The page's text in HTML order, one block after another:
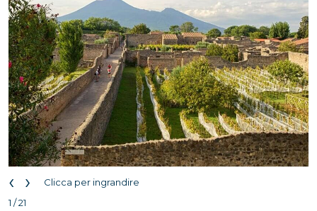
‹ ›
Clicca per ingrandire
1 / 21